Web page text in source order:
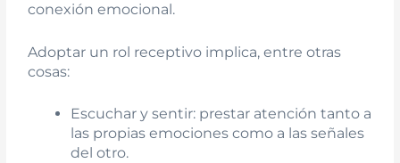
conexión emocional.
Adoptar un rol receptivo implica, entre otras
cosas:
Escuchar y sentir: prestar atención tanto a
las propias emociones como a las señales
del otro.